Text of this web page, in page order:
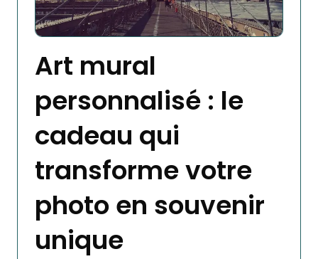
Art mural
personnalisé : le
cadeau qui
transforme votre
photo en souvenir
unique